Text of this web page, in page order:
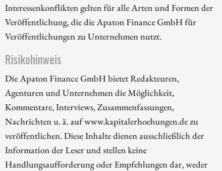
Interessenkonflikten gelten für alle Arten und Formen der
Veröffentlichung, die die Apaton Finance GmbH für
Veröffentlichungen zu Unternehmen nutzt.
Risikohinweis
Die Apaton Finance GmbH bietet Redakteuren,
Agenturen und Unternehmen die Möglichkeit,
Kommentare, Interviews, Zusammenfassungen,
Nachrichten u. ä. auf www.kapitalerhoehungen.de zu
veröffentlichen. Diese Inhalte dienen ausschließlich der
Information der Leser und stellen keine
Handlungsaufforderung oder Empfehlungen dar, weder